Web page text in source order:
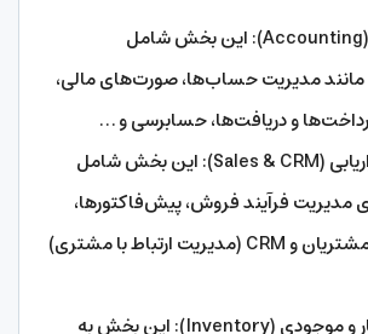
حسابداری (Accounting): این بخش شامل
مدیریت حساب‌ها، صورت‌های مالی،
و دریافت‌ها، حسابرسی و …
فروش و بازاریابی (Sales & CRM): این بخش شامل
مدیریت فرآیند فروش، پیش‌فاکتورها،
سفارشات، مشتریان و CRM (مدیریت ارتباط با مشتری)
مدیریت انبار و موجودی (Inventory): این بخش به